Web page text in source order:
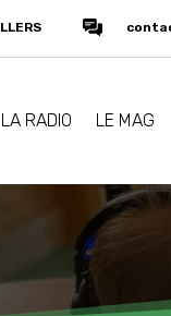
LA RADIO LE MAG